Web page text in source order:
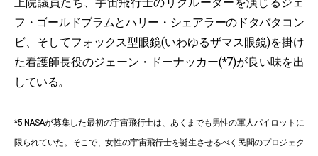
フ・ゴールドブラムとハリー・シェアラーのドタバタコン
ビ、そしてフォックス型眼鏡(いわゆるザマス眼鏡)を掛け
た看護師長役のジェーン・ドーナッカー(*7)が良い味を出
している。
*5 NASAが募集した最初の宇宙飛行士は、あくまでも男性の軍人パイロットに
限られていた。そこで、女性の宇宙飛行士を誕生させるべく民間のプロジェク